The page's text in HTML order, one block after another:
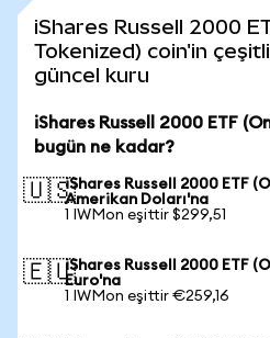
iShares Russell 2000
Tokenized) coin'in
güncel kuru
iShares Russell 2000 ETF
bugün ne kadar?
🇺🇸iShares Russell 2000 ETF
Amerikan Doları'na
1 IWMon eşittir $299,51
🇪🇺iShares Russell 2000 ETF
Euro'na
1 IWMon eşittir €259,16